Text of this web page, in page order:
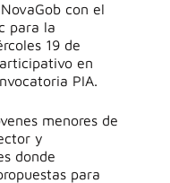
con el
para la
19 de
en
PIA.
menores de
y
donde
para